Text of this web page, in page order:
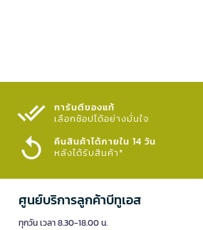
การันตีของแท้
เลือกช้อปได้อย่างมั่นใจ​
คืนสินค้าได้ภายใน 14 วัน
หลังได้รับสินค้า*
ศูนย์บริการลูกค้าบีทูเอส
ทุกวัน เวลา 8.30-18.00 น.